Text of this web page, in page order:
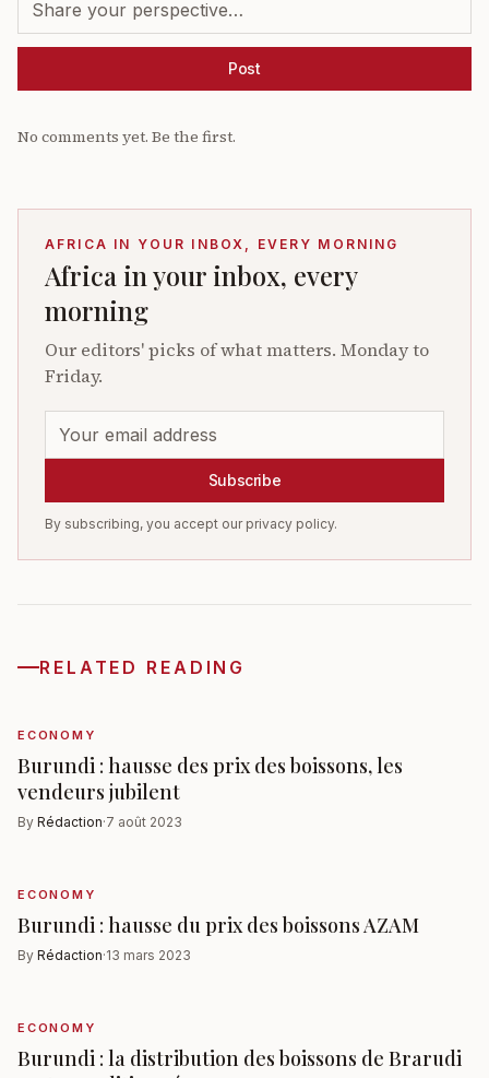
Post
No comments yet. Be the first.
AFRICA IN YOUR INBOX, EVERY MORNING
Africa in your inbox, every
morning
Our editors' picks of what matters. Monday to
Friday.
Subscribe
By subscribing, you accept our privacy policy.
RELATED READING
ECONOMY
Burundi : hausse des prix des boissons, les
vendeurs jubilent
By Rédaction·7 août 2023
ECONOMY
Burundi : hausse du prix des boissons AZAM
By Rédaction·13 mars 2023
ECONOMY
Burundi : la distribution des boissons de Brarudi